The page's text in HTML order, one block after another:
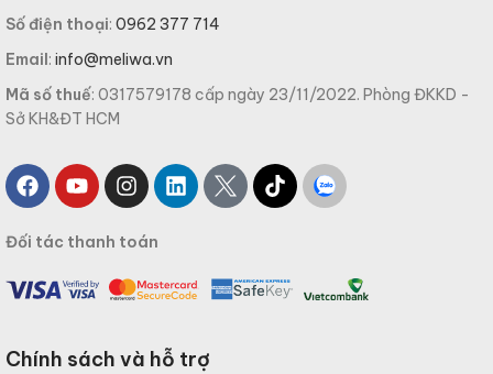
Số điện thoại: 0962 377 714
Email: info@meliwa.vn
Mã số thuế: 0317579178 cấp ngày 23/11/2022. Phòng ĐKKD -
Sở KH&ĐT HCM
Đối tác thanh toán
Chính sách và hỗ trợ